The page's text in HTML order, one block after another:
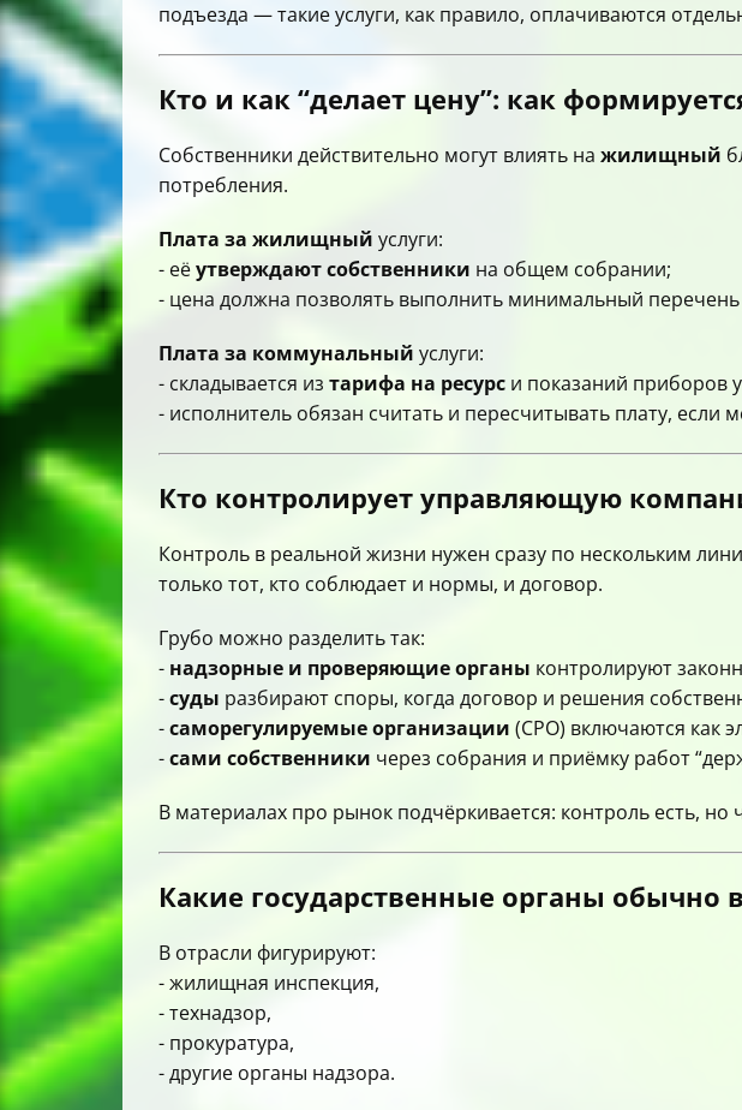
подъезда — такие услуги, как правило, оплачиваются
Кто и как “делает цену”: как
Собственники действительно могут влиять на жилищный
потребления.
Плата за жилищный услуги:
- еёутверждают собственники на общем собрании;
- цена должна позволять выполнить минимальный
Плата за коммунальный услуги:
- складывается из тарифа на ресурс и показаний приборов
- исполнитель обязан считать и пересчитывать плату,
Кто контролирует управляющую
Контроль в реальной жизни нужен сразу по нескольким
только тот, кто соблюдает и нормы, и договор.
Грубо можно разделить так:
- надзорные и проверяющие органы контролируют
-суды разбирают споры, когда договор и решения
-саморегулируемые организации (СРО) включаются как
-сами собственники через собрания и приёмку работ
В материалах про рынок подчёркивается: контроль есть, но
Какие государственные органы обычно
В отрасли фигурируют:
- жилищная инспекция,
- технадзор,
- прокуратура,
- другие органы надзора.